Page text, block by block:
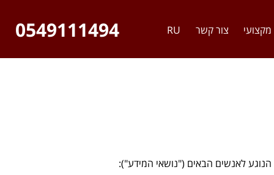
צור קשר RU
0549111494
לאנשים הבאים ("נושאי המידע"):